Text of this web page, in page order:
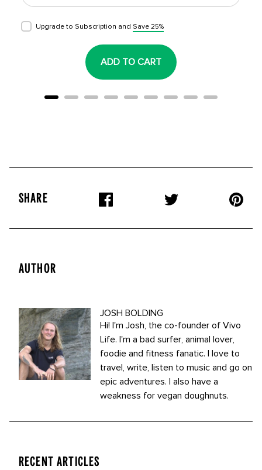
Upgrade to Subscription and Save 25%
ADD TO CART
SHARE
AUTHOR
JOSH BOLDING
Hi! I'm Josh, the co-founder of Vivo
Life. I'm a bad surfer, animal lover,
foodie and fitness fanatic. I love to
travel, write, listen to music and go on
epic adventures. I also have a
weakness for vegan doughnuts.
RECENT ARTICLES